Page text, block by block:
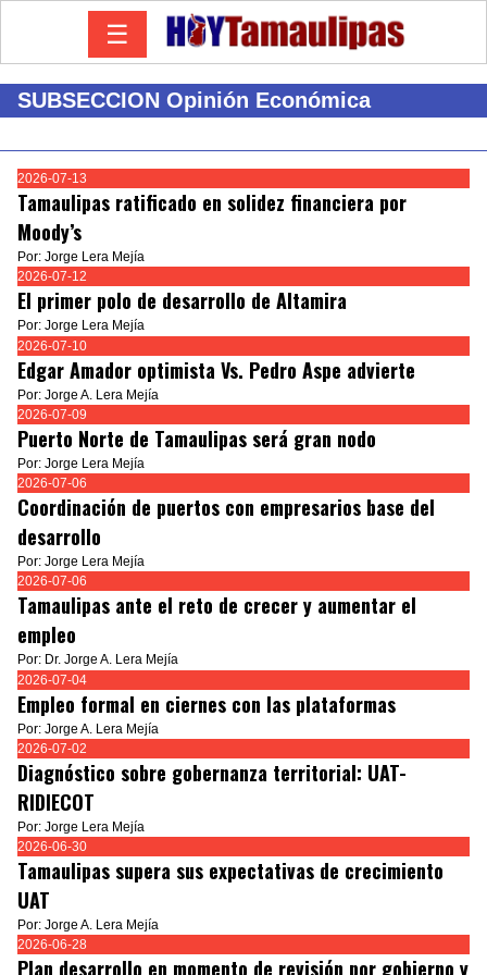
☰
SUBSECCION Opinión Económica
2026-07-13
Tamaulipas ratificado en solidez financiera por
Moody’s
Por: Jorge Lera Mejía
2026-07-12
El primer polo de desarrollo de Altamira
Por: Jorge Lera Mejía
2026-07-10
Edgar Amador optimista Vs. Pedro Aspe advierte
Por: Jorge A. Lera Mejía
2026-07-09
Puerto Norte de Tamaulipas será gran nodo
Por: Jorge Lera Mejía
2026-07-06
Coordinación de puertos con empresarios base del
desarrollo
Por: Jorge Lera Mejía
2026-07-06
Tamaulipas ante el reto de crecer y aumentar el
empleo
Por: Dr. Jorge A. Lera Mejía
2026-07-04
Empleo formal en ciernes con las plataformas
Por: Jorge A. Lera Mejía
2026-07-02
Diagnóstico sobre gobernanza territorial: UAT-
RIDIECOT
Por: Jorge Lera Mejía
2026-06-30
Tamaulipas supera sus expectativas de crecimiento
UAT
Por: Jorge A. Lera Mejía
2026-06-28
Plan desarrollo en momento de revisión por gobierno y